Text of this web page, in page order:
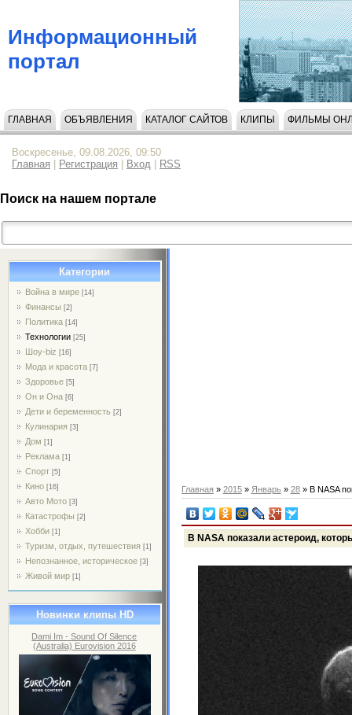
Информационный
портал
ГЛАВНАЯ ОБЪЯВЛЕНИЯ КАТАЛОГ САЙТОВ КЛИПЫ ФИЛЬМЫ
Воскресенье, 09.08.2026, 09:50
Главная
Регистрация Вход RSS
Поиск на нашем портале
Категории
Война в мире [14]
Финансы [2]
Политика [14]
Технологии [25]
Шоу-biz [16]
Мода и красота [7]
Здоровье [5]
Он и Она [6]
Дети и беременность [2]
Кулинария [3]
Дом [1]
Реклама [1]
Спорт [5]
Кино [16]
Авто Мото [3]
Катастрофы [2]
Хобби [1]
Туризм, отдых, путешествия [1]
Непознанное, историческое [3]
Живой мир [1]
Новинки клипы HD
Dami Im - Sound Of Silence
(Australia) Eurovision 2016
Главная » 2015 » Январь » 28» В NASA
В NASA показали астероид,